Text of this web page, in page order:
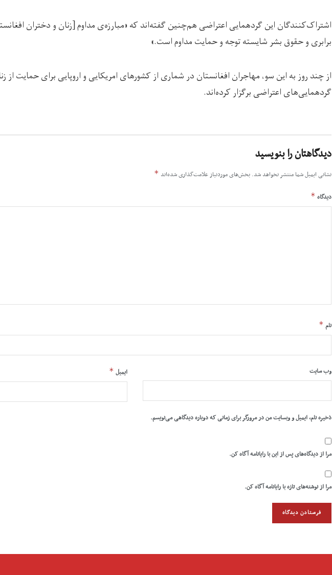
اشتراک‌کنندگان این گردهمایی اعتراضی هم‌چنین گفته‌اند که «مبارزه‌ی مداوم [زنان و دختران
برابری و حقوق بشر شایسته توجه و حمایت مداوم است.»
از چند روز به این سو، مهاجران افغانستان در شماری از کشورهای امریکایی و اروپایی برای حمایت از
گردهمایی‌های اعتراضی برگزار کرده‌اند.
دیدگاهتان را بنویسید
نشانی ایمیل شما منتشر نخواهد شد. بخش‌های موردنیاز علامت‌گذاری شده‌اند *
دیدگاه *
نام *
ایمیل * وب‌ سایت
ذخیره نام، ایمیل و وبسایت من در مرورگر برای زمانی که دوباره دیدگاهی می‌نویسم.
مرا از دیدگاه‌های پس از این با رایانامه آگاه کن.
مرا از نوشته‌های تازه با رایانامه آگاه کن.